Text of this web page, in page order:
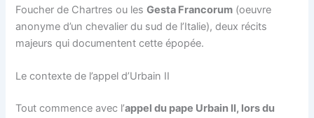
Foucher de Chartres ou lesGesta Francorum (oeuvre
anonyme d’un chevalier du sud de l’Italie), deux récits
majeurs qui documentent cette épopée.
Le contexte de l’appel d’Urbain II
Tout commence avec l’appel du pape Urbain II, lors du